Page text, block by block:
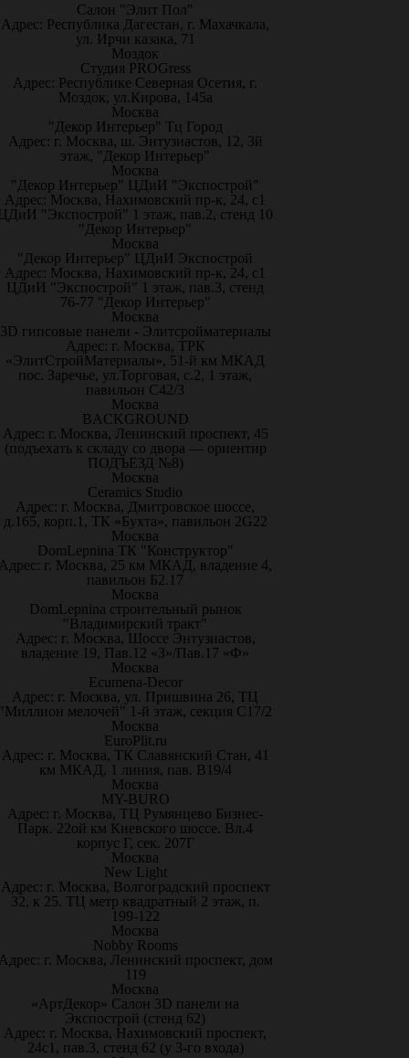
Салон "Элит Пол"
Адрес: Республика Дагестан, г. Махачкала,
ул. Ирчи казака, 71
Моздок
Студия PROGress
Адрес: Республике Северная Осетия, г.
Моздок, ул.Кирова, 145а
Москва
"Декор Интерьер" Тц Город
Адрес: г. Москва, ш. Энтузиастов, 12, 3й
этаж, "Декор Интерьер"
Москва
"Декор Интерьер" ЦДиИ "Экспострой"
Адрес: Москва, Нахимовский пр-к, 24, с1
"Экспострой" 1 этаж, пав.2, стенд 10
"Декор Интерьер"
Москва
"Декор Интерьер" ЦДиИ Экспострой
Адрес: Москва, Нахимовский пр-к, 24, с1
ЦДиИ "Экспострой" 1 этаж, пав.3, стенд
76-77 "Декор Интерьер"
Москва
3D гипсовые панели - Элитсройматериалы
Адрес: г. Москва, ТРК
«ЭлитСтройМатериалы», 51-й км МКАД
пос. Заречье, ул.Торговая, с.2, 1 этаж,
павильон С42/3
Москва
BACKGROUND
Адрес: г. Москва, Ленинский проспект, 45
(подъехать к складу со двора — ориентир
ПОДЪЕЗД №8)
Москва
Ceramics Studio
Адрес: г. Москва, Дмитровское шоссе,
д.165, корп.1, ТК «Бухта», павильон 2G22
Москва
DomLepnina ТК "Конструктор"
г. Москва, 25 км МКАД, владение 4,
павильон Б2.17
Москва
DomLepnina строительный рынок
"Владимирский тракт"
Адрес: г. Москва, Шоссе Энтузиастов,
владение 19, Пав.12 «З»/Пав.17 «Ф»
Москва
Ecumena-Decor
Адрес: г. Москва, ул. Пришвина 26, ТЦ
мелочей" 1-й этаж, секция С17/2
Москва
EuroPlit.ru
Адрес: г. Москва, ТК Славянский Стан, 41
км МКАД, 1 линия, пав. В19/4
Москва
MY-BURO
Адрес: г. Москва, ТЦ Румянцево Бизнес-
Парк. 22ой км Киевского шоссе. Вл.4
корпус Г, сек. 207Г
Москва
New Light
Адрес: г. Москва, Волгоградский проспект
32, к 25. ТЦ метр квадратный 2 этаж, п.
199-122
Москва
Nobby Rooms
г. Москва, Ленинский проспект, дом
119
Москва
«АртДекор» Салон 3D панели на
Экспострой (стенд 62)
Адрес: г. Москва, Нахимовский проспект,
24с1, пав.3, стенд 62 (у 3-го входа)